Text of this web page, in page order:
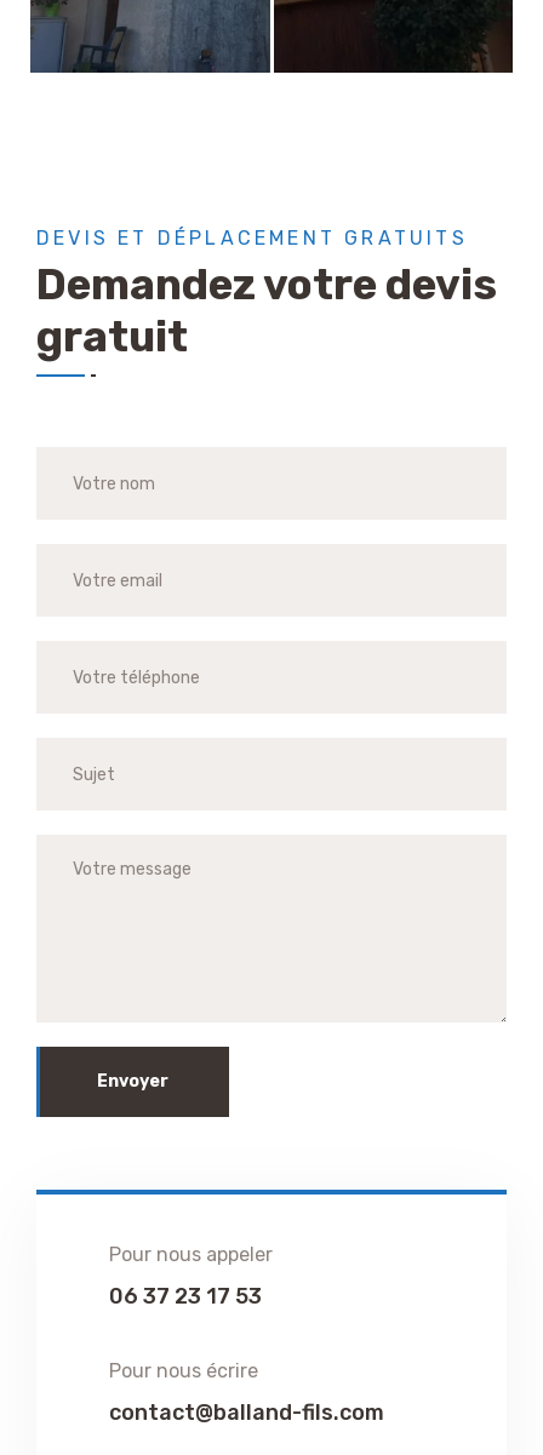
DEVIS ET DÉPLACEMENT GRATUITS
Demandez votre devis
gratuit
Envoyer
Pour nous appeler
06 37 23 17 53
Pour nous écrire
contact@balland-fils.com